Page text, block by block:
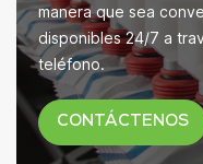
manera que sea
disponibles 24/7 a
teléfono.
CONTÁCTENOS